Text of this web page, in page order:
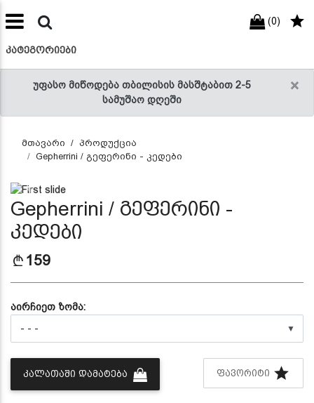
×
უფასო მიწოდება თბილისის მასშტაბით 2-5
სამუშაო დღეში
(0)
ᲙᲐᲢᲔᲒᲝᲠᲘᲔᲑᲘ
მთავარი
პროდუქცია
Gepherrini / გეფერინი - კედები
Previous
Gepherrini / გეფერინი -
კედები
159
აირჩიეთ ზომა:
▼
ᲙᲐᲚᲐᲗᲐᲨᲘ ᲓᲐᲛᲐᲢᲔᲑᲐ ᲤᲐᲕᲝᲠᲘᲢᲘ